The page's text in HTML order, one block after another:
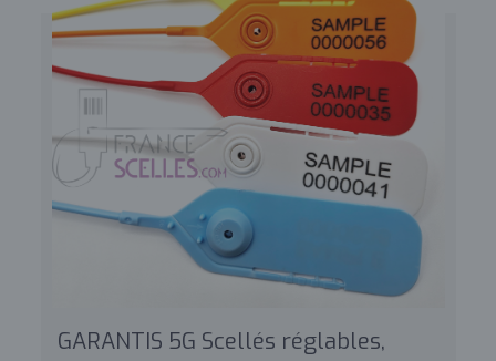
GARANTIS 5G Scellés réglables,